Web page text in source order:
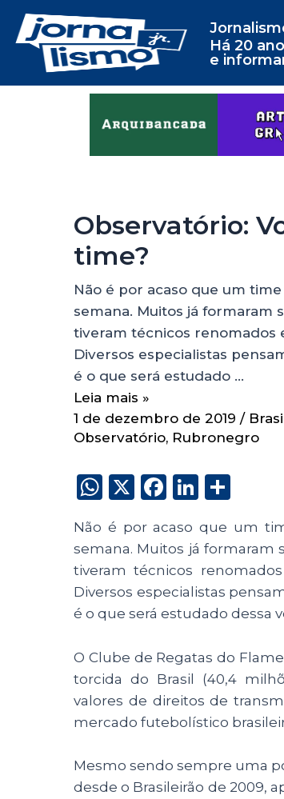
Há 20
e
Observatório:
time?
Não é por acaso que um
semana. Muitos já formaram
tiveram técnicos renomados
Diversos especialistas
é o que será estudado …
Leia mais »
1 de dezembro de 2019 /
Observatório, Rubronegro
W
a
ts
A
p
X
F
c
e
b
o
k
Li
k
e
dI
n
a
re
Não é por acaso que um
semana. Muitos já formaram
tiveram técnicos
Diversos especialistas
é o que será estudado dessa
O Clube de Regatas do
torcida do Brasil (40,4
valores de direitos de
mercado futebolístico
Mesmo sendo sempre uma
desde o Brasileirão de 2009,